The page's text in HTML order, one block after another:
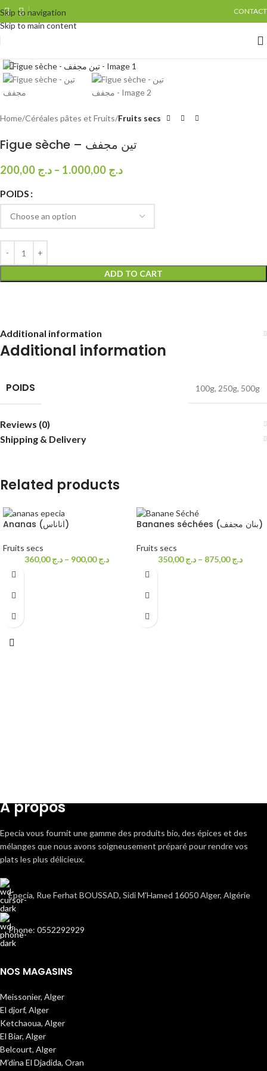
Skip to navigation
Skip to main content
CONTACT
Home Céréales pâtes et Fruits Fruits secs
Figue sèche – تين مجفف
د.ج – د.ج
POIDS
ADD TO CART
Additional information
Additional information
POIDS 100g, 250g, 500g
Reviews (0)
Shipping & Delivery
Related products
Ananas (اناناس)
Fruits secs
د.ج360,00 – د.ج900,00
Bananes séchées (بنان مجفف)
Fruits secs
د.ج350,00 – د.ج875,00
A propos
Epecia vous fournit une gamme des produits bio, des épices et des
mélanges que nous avons soigneusement préparé pour rendre vos
plats les plus délicieux.
Epecia, Rue Ferhat BOUSSAD, Sidi M'Hamed 16050 Alger, Algérie
Phone: 0552292929
NOS MAGASINS
Meissonier, Alger
El djorf, Alger
Ketchaoua, Alger
El Biar, Alger
Belcourt, Alger
M’dina El Djadida, Oran